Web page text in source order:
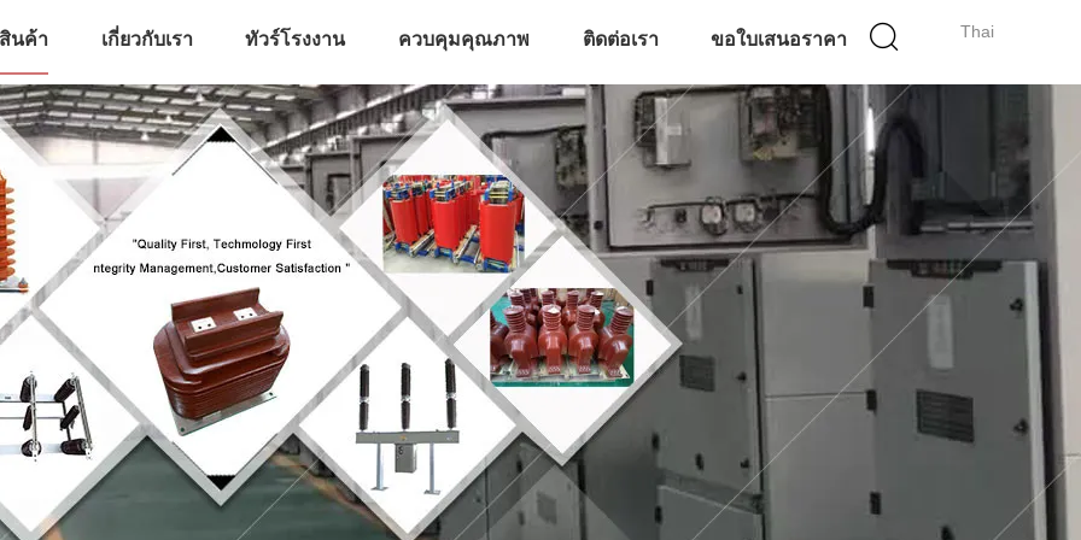
Thai
สินค้า เกี่ยวกับเรา ทัวร์โรงงาน ควบคุมคุณภาพ ติดต่อเรา ขอใบเสนอราคา